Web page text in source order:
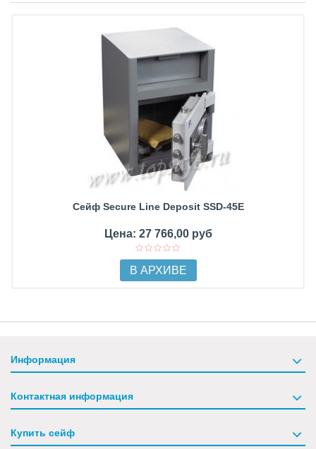
Сейф Secure Line Deposit SSD-45E
Цена: 27 766,00 руб
В АРХИВЕ
Информация
Контактная информация
Купить сейф